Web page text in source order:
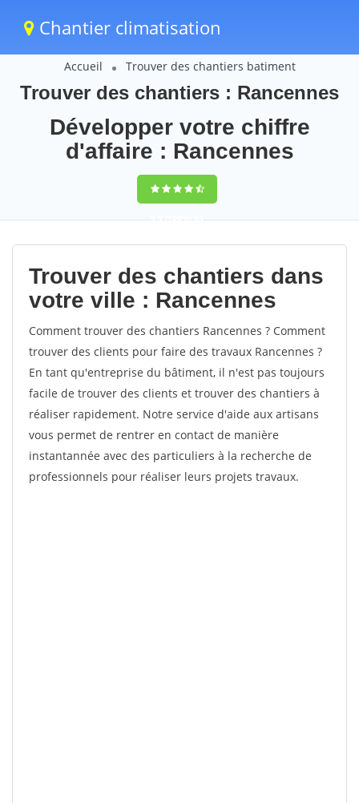
Chantier climatisation
Accueil Trouver des chantiers batiment
Trouver des chantiers : Rancennes
Développer votre chiffre
d'affaire : Rancennes
9,5(100%)65
votes
Trouver des chantiers dans
votre ville : Rancennes
Comment trouver des chantiers Rancennes ? Comment
trouver des clients pour faire des travaux Rancennes ?
En tant qu'entreprise du bâtiment, il n'est pas toujours
facile de trouver des clients et trouver des chantiers à
réaliser rapidement. Notre service d'aide aux artisans
vous permet de rentrer en contact de manière
instantannée avec des particuliers à la recherche de
professionnels pour réaliser leurs projets travaux.